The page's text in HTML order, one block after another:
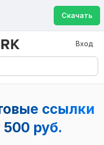
Скачать
Вход
ссылки
500 руб.